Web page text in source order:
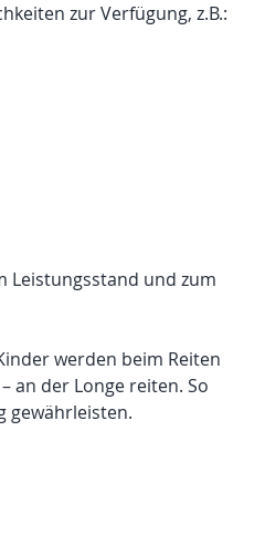
zur Verfügung, z.B.:
Leistungsstand und zum
werden beim Reiten
an der Longe reiten. So
gewährleisten.